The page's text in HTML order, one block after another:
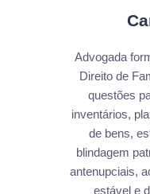
Advogada
Direito de
questões
inventários,
de bens,
blindagem
antenupciais,
estável e